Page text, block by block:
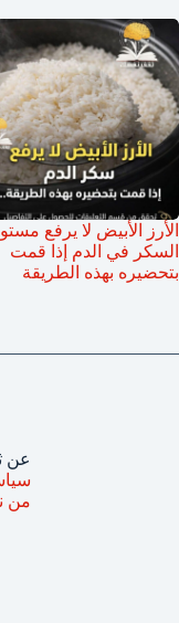
الأرز الأبيض لا يرفع
السكر في الدم إذا قمت
بتحضيره بهذه الطريقة
عن
من